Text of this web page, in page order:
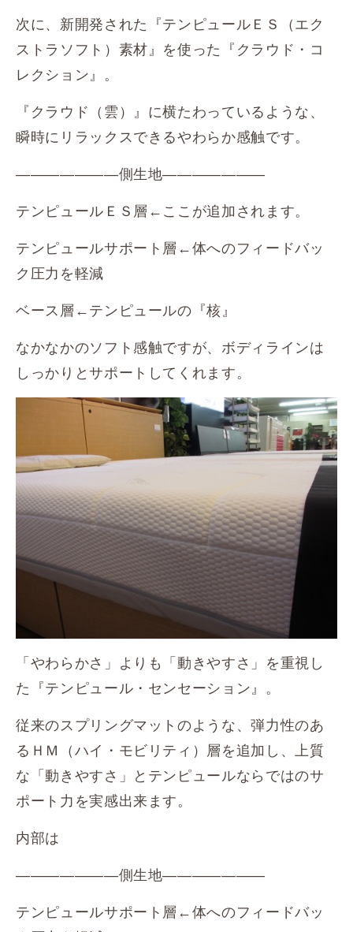
次に、新開発された『テンピュールＥＳ（エク
ストラソフト）素材』を使った『クラウド・コ
レクション』。
『クラウド（雲）』に横たわっているような、
瞬時にリラックスできるやわらか感触です。
―――――――側生地―――――――
テンピュールＥＳ層←ここが追加されます。
テンピュールサポート層←体へのフィードバッ
ク圧力を軽減
ベース層←テンピュールの『核』
なかなかのソフト感触ですが、ボディラインは
しっかりとサポートしてくれます。
「やわらかさ」よりも「動きやすさ」を重視し
た『テンピュール・センセーション』。
従来のスプリングマットのような、弾力性のあ
るＨＭ（ハイ・モビリティ）層を追加し、上質
な「動きやすさ」とテンピュールならではのサ
ポート力を実感出来ます。
内部は
―――――――側生地―――――――
テンピュールサポート層←体へのフィードバッ